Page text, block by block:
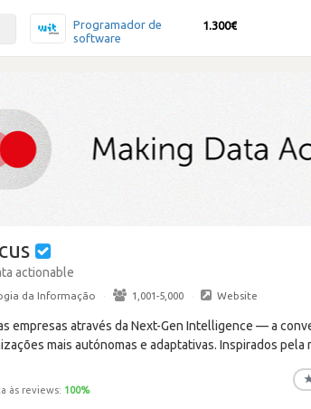
Programador de
software
1.300€
actionable
da Informação · 1,001-5,000 · Website
empresas através da Next-Gen Intelligence — a
mais autónomas e adaptativas. Inspirados pela
às reviews: 100%